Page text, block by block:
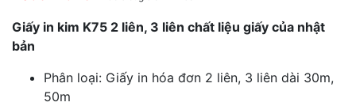
Giấy in kim K75 2 liên, 3 liên chất liệu giấy của nhật
bản
Phân loại: Giấy in hóa đơn 2 liên, 3 liên dài 30m,
50m